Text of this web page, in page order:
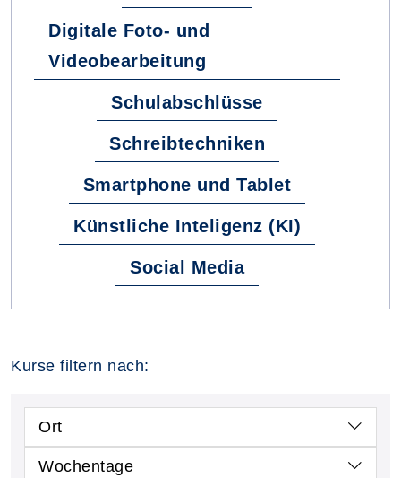
Digitale Foto- und
Videobearbeitung
Schulabschlüsse
Schreibtechniken
Smartphone und Tablet
Künstliche Inteligenz (KI)
Social Media
Kurse filtern nach:
Ort
Wochentage